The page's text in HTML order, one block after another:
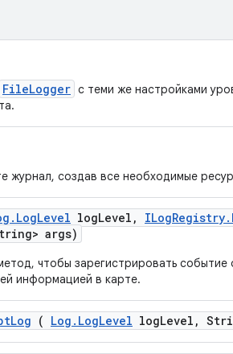
FileLogger с теми же настройками
журнал, создав все необходимые
. LogLevel logLevel , ILogRegistry.
args)
чтобы зарегистрировать событие
информацией в карте.
Log ( Log . LogLevel logLevel ,